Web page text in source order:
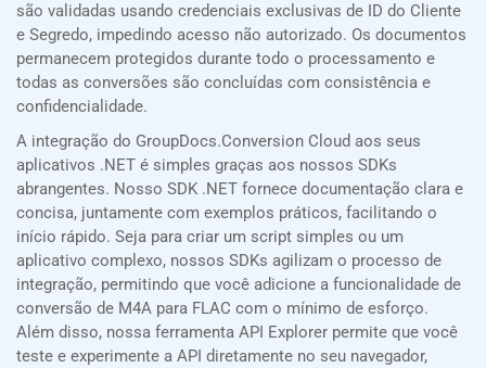
são validadas usando credenciais exclusivas de ID do Cliente
e Segredo, impedindo acesso não autorizado. Os documentos
permanecem protegidos durante todo o processamento e
todas as conversões são concluídas com consistência e
confidencialidade.
A integração do GroupDocs.Conversion Cloud aos seus
aplicativos .NET é simples graças aos nossos SDKs
abrangentes. Nosso SDK .NET fornece documentação clara e
concisa, juntamente com exemplos práticos, facilitando o
início rápido. Seja para criar um script simples ou um
aplicativo complexo, nossos SDKs agilizam o processo de
integração, permitindo que você adicione a funcionalidade de
conversão de M4A para FLAC com o mínimo de esforço.
Além disso, nossa ferramenta API Explorer permite que você
teste e experimente a API diretamente no seu navegador,